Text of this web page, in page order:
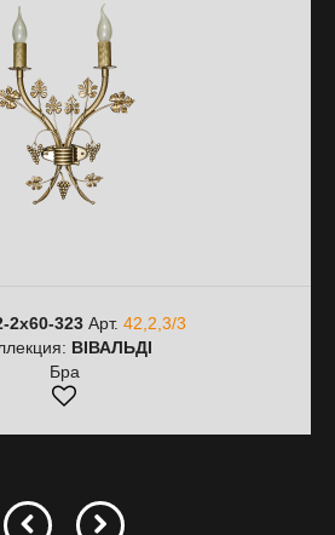
2х60-323Арт. 42,2,3/3
ВІВАЛЬДІ
Бра